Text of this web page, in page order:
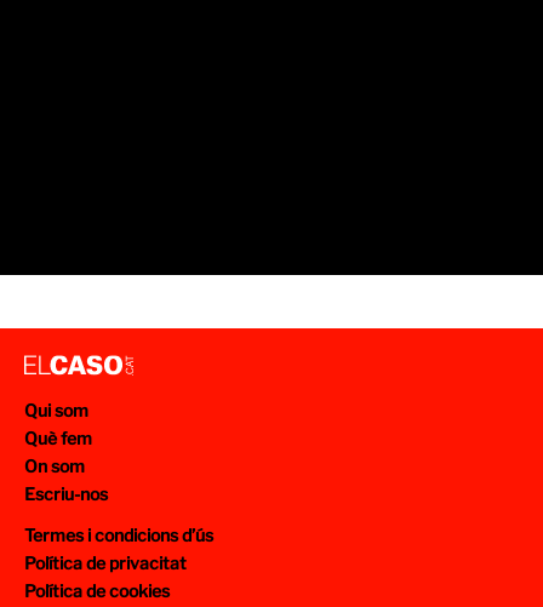
Qui som
Què fem
On som
Escriu-nos
Termes i condicions d’ús
Política de privacitat
Política de cookies